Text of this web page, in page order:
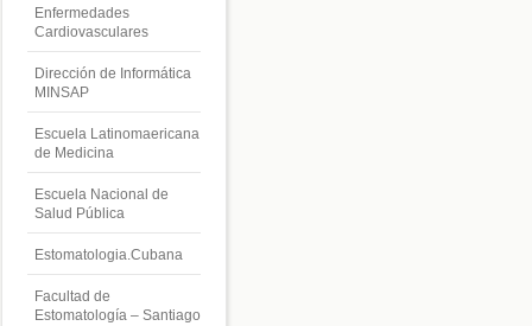
Enfermedades
Cardiovasculares
Dirección de Informática
MINSAP
Escuela Latinomaericana
de Medicina
Escuela Nacional de
Salud Pública
Estomatologia.Cubana
Facultad de
Estomatología – Santiago